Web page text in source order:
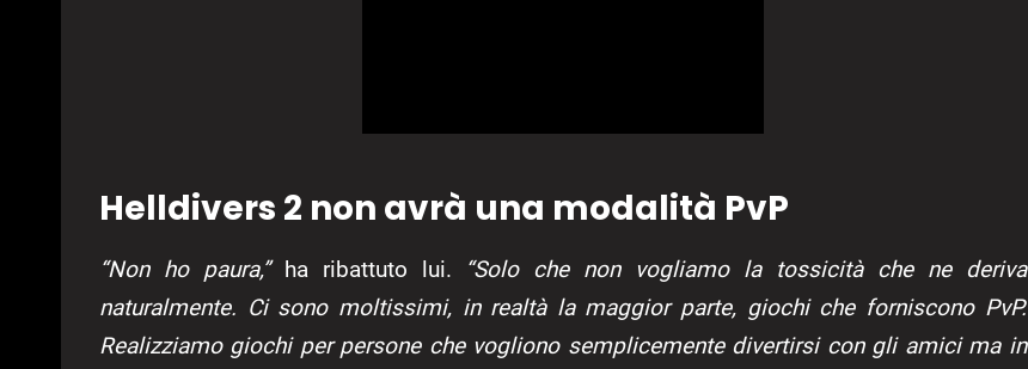
Helldivers 2 non avrà una modalità PvP
“Non ho paura,”ha ribattuto lui.
“Solo che non vogliamo la tossicità che ne deriva
naturalmente. Ci sono moltissimi, in realtà la maggior parte, giochi che forniscono PvP.
Realizziamo giochi per persone che vogliono semplicemente divertirsi con gli amici ma in